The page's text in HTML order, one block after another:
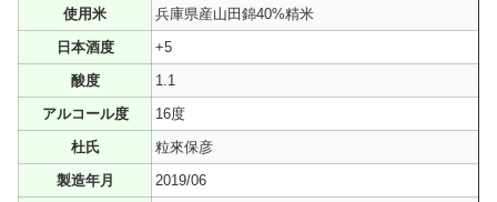
使用米
兵庫県産山田錦40%精米
日本酒度
+5
酸度
1.1
アルコール度
16度
杜氏
粒來保彦
製造年月
2019/06